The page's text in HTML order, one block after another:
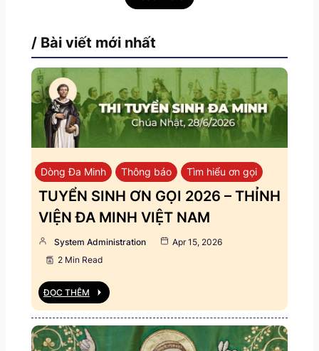
/ Bài viết mới nhất
Dòng Đa Minh Thông báo Tìm hiểu ơn gọi
TUYỂN SINH ƠN GỌI 2026 – THỈNH
VIỆN ĐA MINH VIỆT NAM
System Administration
Apr 15, 2026
2 Min Read
ĐỌC THÊM